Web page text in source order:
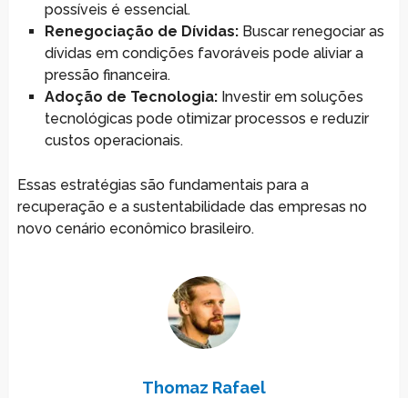
possíveis é essencial.
Renegociação de Dívidas:Buscar renegociar as
dívidas em condições favoráveis pode aliviar a
pressão financeira.
Adoção de Tecnologia:Investir em soluções
tecnológicas pode otimizar processos e reduzir
custos operacionais.
Essas estratégias são fundamentais para a
recuperação e a sustentabilidade das empresas no
novo cenário econômico brasileiro.
Thomaz Rafael